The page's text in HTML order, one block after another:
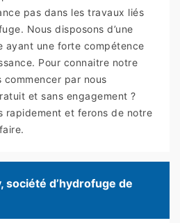
pas dans les travaux liés
Nous disposons d’une
ayant une forte compétence
Pour connaitre notre
par nous
et sans engagement ?
rapidement et ferons de notre
société d’hydrofuge de